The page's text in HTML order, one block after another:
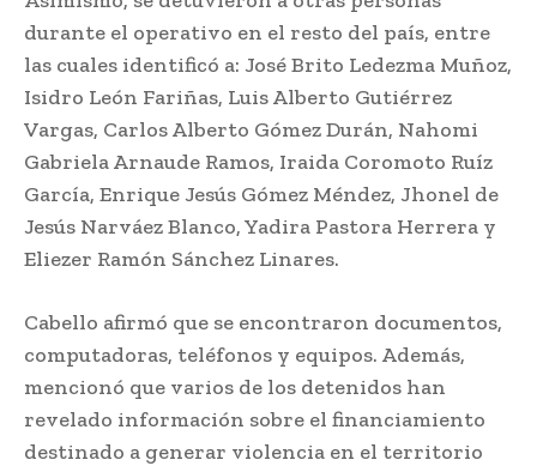
durante el operativo en el resto del país, entre
las cuales identificó a: José Brito Ledezma Muñoz,
Isidro León Fariñas, Luis Alberto Gutiérrez
Vargas, Carlos Alberto Gómez Durán, Nahomi
Gabriela Arnaude Ramos, Iraida Coromoto Ruíz
García, Enrique Jesús Gómez Méndez, Jhonel de
Jesús Narváez Blanco, Yadira Pastora Herrera y
Eliezer Ramón Sánchez Linares.
Cabello afirmó que se encontraron documentos,
computadoras, teléfonos y equipos. Además,
mencionó que varios de los detenidos han
revelado información sobre el financiamiento
destinado a generar violencia en el territorio